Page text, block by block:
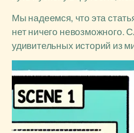
Мы надеемся, что эта
нет ничего невозможного.
удивительных историй из